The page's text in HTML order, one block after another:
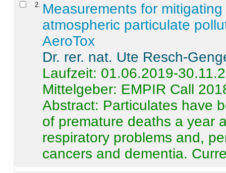
2
Measurements for
atmospheric particulate
AeroTox
Dr. rer. nat. Ute Resch-
Laufzeit: 01.06.2019-
Mittelgeber: EMPIR Call
Abstract: Particulates have
of premature deaths a year
respiratory problems and,
cancers and dementia.